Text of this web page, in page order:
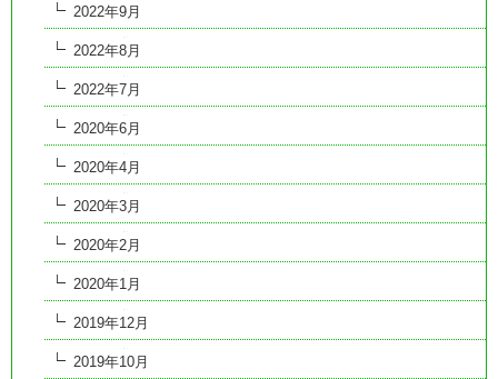
2022年9月
2022年8月
2022年7月
2020年6月
2020年4月
2020年3月
2020年2月
2020年1月
2019年12月
2019年10月